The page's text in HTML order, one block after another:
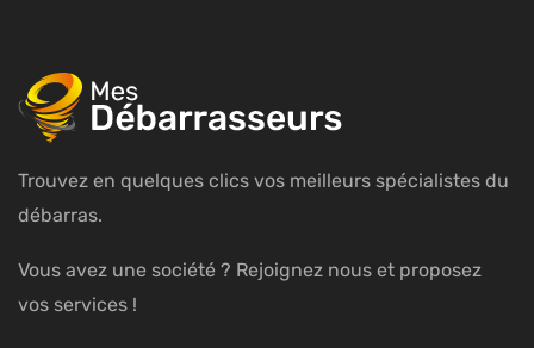
Trouvez en quelques clics vos meilleurs spécialistes du
débarras.
Vous avez une société ? Rejoignez nous et proposez
vos services !